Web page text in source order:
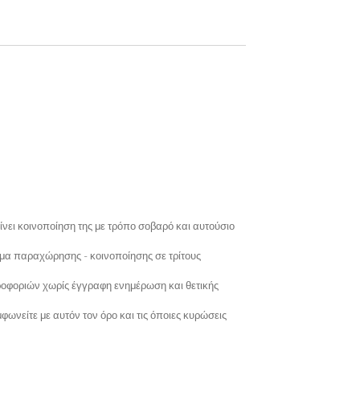
κοινοποίηση της με τρόπο σοβαρό και αυτούσιο
παραχώρησης - κοινοποίησης σε τρίτους
χωρίς έγγραφη ενημέρωση και θετικής
με αυτόν τον όρο και τις όποιες κυρώσεις